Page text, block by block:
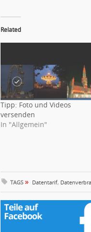
Related
Tipp: Foto und Videos
versenden
In "Allgemein"
TAGS » Datentarif,